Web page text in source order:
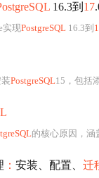
16.3到 17
实现PostgreSQL 16.3到
PostgreSQL15，包括
的核心原因，涵盖其相较于SQLite/MySQL在
： 安装、配置、 迁